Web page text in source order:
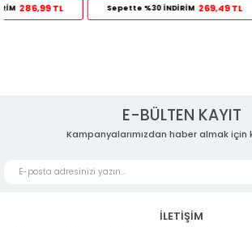
Sepette %30 İNDİRİM 269,49 TL Sepette
E-BÜLTEN KAYIT
Kampanyalarımızdan haber almak için
İLETİŞİM